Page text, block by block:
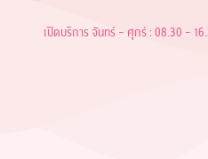
เปิดบริการ จันทร์ - ศุกร์ : 08.30 -